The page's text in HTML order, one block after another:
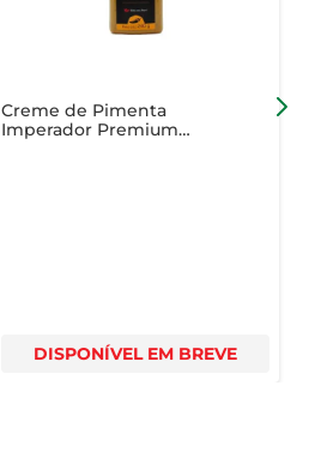
Creme de Pimenta
Imperador Premium
DISPONÍVEL EM BREVE